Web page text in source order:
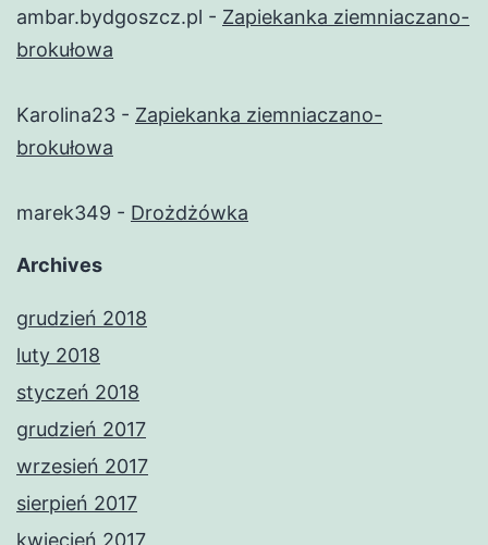
ambar.bydgoszcz.pl - Zapiekanka ziemniaczano-
brokułowa
Karolina23 - Zapiekanka ziemniaczano-
brokułowa
marek349 - Drożdżówka
Archives
grudzień 2018
luty 2018
styczeń 2018
grudzień 2017
wrzesień 2017
sierpień 2017
kwiecień 2017